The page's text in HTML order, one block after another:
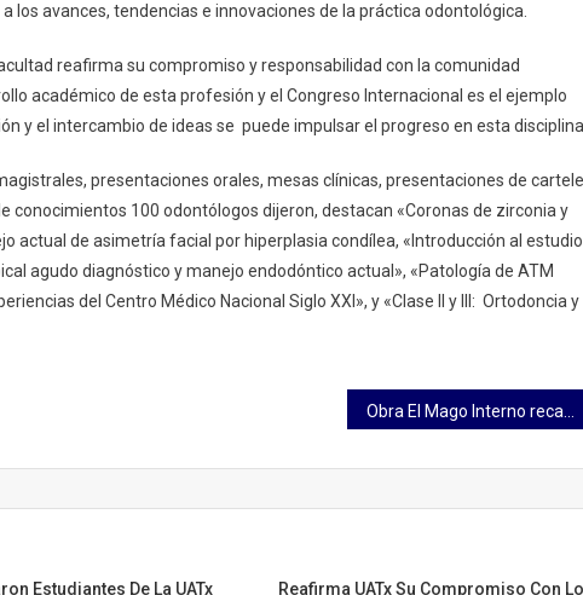
los avances, tendencias e innovaciones de la práctica odontológica.
reafirma su compromiso y responsabilidad con la comunidad
académico de esta profesión y el Congreso Internacional es el ejemplo
y el intercambio de ideas se puede impulsar el progreso en esta
presentaciones orales, mesas clínicas, presentaciones de
conocimientos 100 odontólogos dijeron, destacan «Coronas de zirconia y
actual de asimetría facial por hiperplasia condílea, «Introducción al estudio
agudo diagnóstico y manejo endodóntico actual», «Patología de ATM
del Centro Médico Nacional Siglo XXI», y «Clase II y III: Ortodoncia y
Obra El Mago Interno recauda 800 mil pesos para el CEPOSAMI
Estudiantes De La UATx
Reafirma UATx Su Compromiso Con